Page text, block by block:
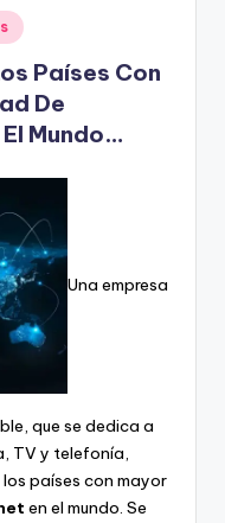
Países Con
De
Mundo…
Una empresa
que se dedica a
TV y telefonía,
los países con mayor
en el mundo. Se